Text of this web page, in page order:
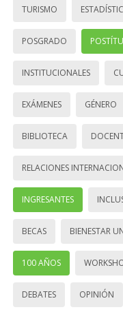
TURISMO
POSGRADO
INSTITUCIONALES
EXÁMENES GÉNERO
BIBLIOTECA
RELACIONES
INGRESANTES
BECAS BIENESTAR
100 AÑOS
DEBATES OPINIÓN